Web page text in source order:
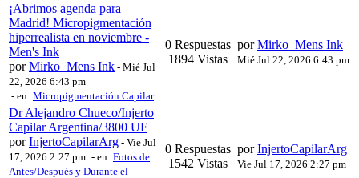
¡Abrimos agenda para
Madrid! Micropigmentación
hiperrealista en noviembre -
Men's Ink
porMirko_Mens Ink - Mié Jul
22, 2026 6:43 pm
- en: Micropigmentación Capilar
0 Respuestas
1894 Vistas
porMirko_Mens Ink
Mié Jul 22, 2026 6:43 pm
Dr Alejandro Chueco/Injerto
Capilar Argentina/3800 UF
porInjertoCapilarArg - Vie Jul
17, 2026 2:27 pm - en: Fotos de
Antes/Después y Durante el
0 Respuestas
1542 Vistas
porInjertoCapilarArg
Vie Jul 17, 2026 2:27 pm